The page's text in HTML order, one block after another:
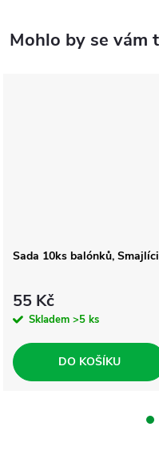
Sada 10ks balónků, Smajlíci
55 Kč
Skladem >5 ks
DO KOŠÍKU